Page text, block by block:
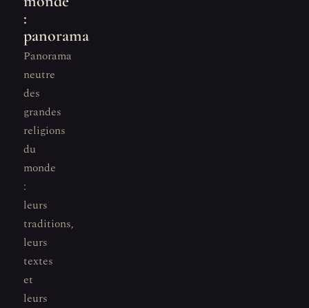
:
panorama
Panorama
neutre
des
grandes
religions
du
monde
:
leurs
traditions,
leurs
textes
et
leurs